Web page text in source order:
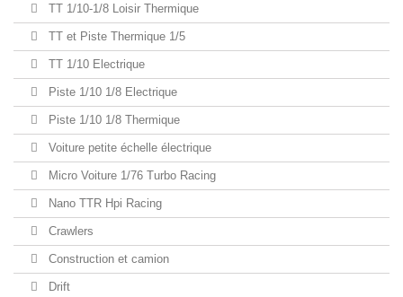
TT 1/10-1/8 Loisir Thermique
TT et Piste Thermique 1/5
TT 1/10 Electrique
Piste 1/10 1/8 Electrique
Piste 1/10 1/8 Thermique
Voiture petite échelle électrique
Micro Voiture 1/76 Turbo Racing
Nano TTR Hpi Racing
Crawlers
Construction et camion
Drift